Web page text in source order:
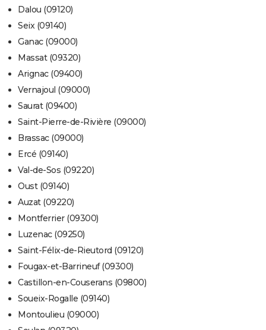
Dalou (09120)
Seix (09140)
Ganac (09000)
Massat (09320)
Arignac (09400)
Vernajoul (09000)
Saurat (09400)
Saint-Pierre-de-Rivière (09000)
Brassac (09000)
Ercé (09140)
Val-de-Sos (09220)
Oust (09140)
Auzat (09220)
Montferrier (09300)
Luzenac (09250)
Saint-Félix-de-Rieutord (09120)
Fougax-et-Barrineuf (09300)
Castillon-en-Couserans (09800)
Soueix-Rogalle (09140)
Montoulieu (09000)